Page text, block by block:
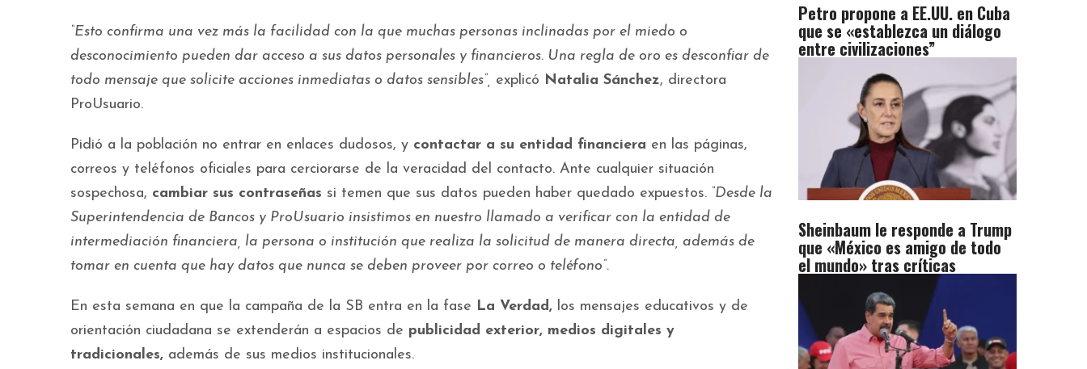
“Esto confirma una vez más la facilidad con la que muchas personas inclinadas por el miedo o
desconocimiento pueden dar acceso a sus datos personales y financieros. Una regla de oro es desconfiar de
todo mensaje que solicite acciones inmediatas o datos sensibles”, explicó Natalia Sánchez, directora
ProUsuario.
Pidió a la población no entrar en enlaces dudosos, y contactar a su entidad financiera en las páginas,
correos y teléfonos oficiales para cerciorarse de la veracidad del contacto. Ante cualquier situación
sospechosa, cambiar sus contraseñas si temen que sus datos pueden haber quedado expuestos. “Desde la
Superintendencia de Bancos y ProUsuario insistimos en nuestro llamado a verificar con la entidad de
intermediación financiera, la persona o institución que realiza la solicitud de manera directa, además de
tomar en cuenta que hay datos que nunca se deben proveer por correo o teléfono”.
En esta semana en que la campaña de la SB entra en la fase La Verdad, los mensajes educativos y de
orientación ciudadana se extenderán a espacios de publicidad exterior, medios digitales y
tradicionales, además de sus medios institucionales.
Petro propone a EE.UU. en Cuba
que se «establezca un diálogo
entre civilizaciones”
Sheinbaum le responde a Trump
que «México es amigo de todo
el mundo» tras críticas